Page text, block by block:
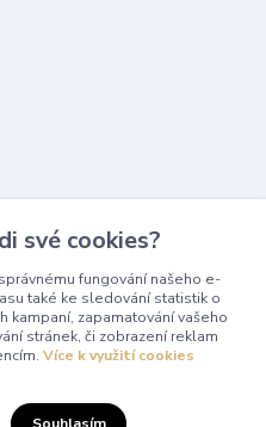
své cookies?
fungování našeho e-
také ke sledování statistik o
kampaní, zapamatování vašeho
stránek, či zobrazení reklam
Více k využití cookies